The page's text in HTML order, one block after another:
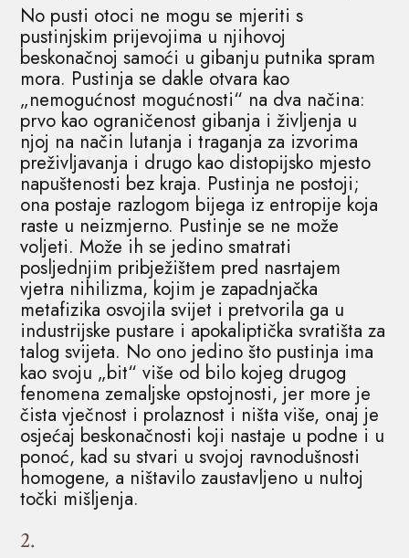
No pusti otoci ne mogu se mjeriti s
pustinjskim prijevojima u njihovoj
beskonačnoj samoći u gibanju putnika spram
mora. Pustinja se dakle otvara kao
„nemogućnost mogućnosti“ na dva načina:
prvo kao ograničenost gibanja i življenja u
njoj na način lutanja i traganja za izvorima
preživljavanja i drugo kao distopijsko mjesto
napuštenosti bez kraja. Pustinja ne postoji;
ona postaje razlogom bijega iz entropije koja
raste u neizmjerno. Pustinje se ne može
voljeti. Može ih se jedino smatrati
posljednjim pribježištem pred nasrtajem
vjetra nihilizma, kojim je zapadnjačka
metafizika osvojila svijet i pretvorila ga u
industrijske pustare i apokaliptička svratišta za
talog svijeta. No ono jedino što pustinja ima
kao svoju „bit“ više od bilo kojeg drugog
fenomena zemaljske opstojnosti, jer more je
čista vječnost i prolaznost i ništa više, onaj je
osjećaj beskonačnosti koji nastaje u podne i u
ponoć, kad su stvari u svojoj ravnodušnosti
homogene, a ništavilo zaustavljeno u nultoj
točki mišljenja.
2.